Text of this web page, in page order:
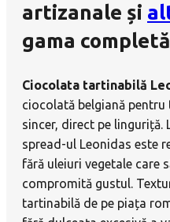
artizanale și
gama
Ciocolata tartinabilă
ciocolată belgiană
sincer, direct pe linguriță.
spread-ul Leonidas este
fără uleiuri vegetale care
compromită gustul.
tartinabilă de pe piața